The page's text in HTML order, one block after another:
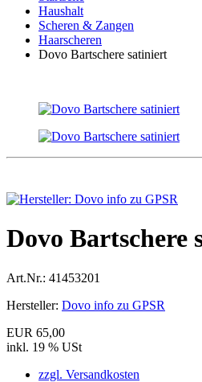
Haushalt
Scheren & Zangen
Haarscheren
Dovo Bartschere satiniert
Dovo Bartschere
Art.Nr.: 41453201
Hersteller: Dovo info zu GPSR
EUR 65,00
inkl. 19 % USt
zzgl. Versandkosten